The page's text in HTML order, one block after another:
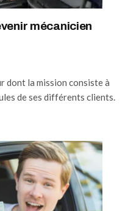
mécanicien
dont la mission consiste à
de ses différents clients.